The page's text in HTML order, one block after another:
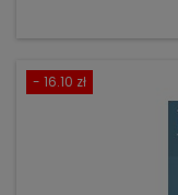
- 16.10 zł